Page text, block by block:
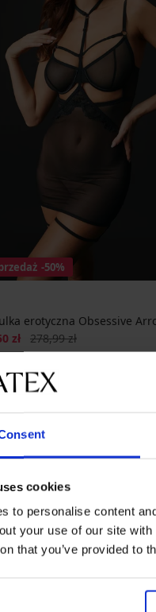
cookies
to personalise content
your use of our site
that you’ve provided to
-50%
erotyczna Obsessive
zł Pierwotna cena
278,99 zł
marki
Sp. z o.o.
Obsessive